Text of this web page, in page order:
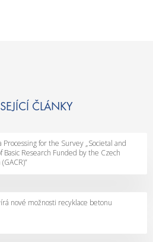
ČLÁNKY
for the Survey „Societal and
Basic Research Funded by the Czech
nové možnosti recyklace betonu